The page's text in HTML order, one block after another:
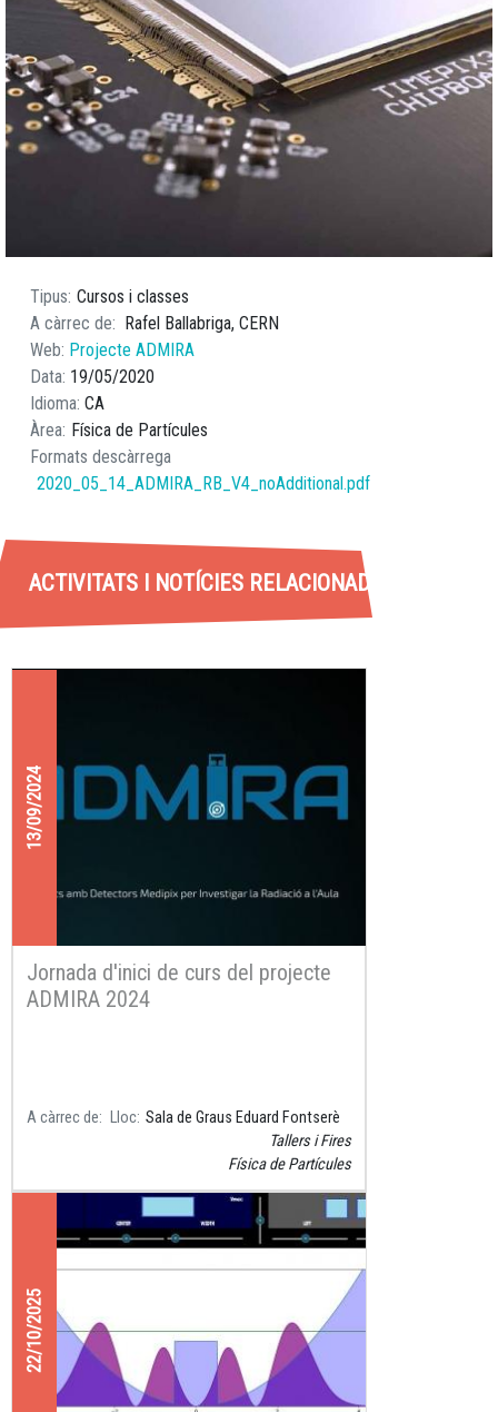
Tipus Cursos i classes
A càrrec de
Rafel Ballabriga, CERN
Web Projecte ADMIRA
Data 19/05/2020
Idioma CA
Àrea Física de Partícules
Formats descàrrega
2020_05_14_ADMIRA_RB_V4_noAdditional.pdf
ACTIVITATS I NOTÍCIES RELACIONADES
13/09/2024
Jornada d'inici de curs del projecte
ADMIRA 2024
A càrrec de Lloc Sala de Graus Eduard Fontserè
Tallers i Fires
Física de Partícules
22/10/2025